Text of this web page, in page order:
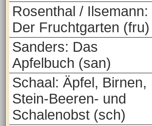
Rosenthal / Ilsemann:
Der Fruchtgarten (fru)
Sanders: Das
Apfelbuch (san)
Schaal: Äpfel, Birnen,
Stein-Beeren- und
Schalenobst (sch)